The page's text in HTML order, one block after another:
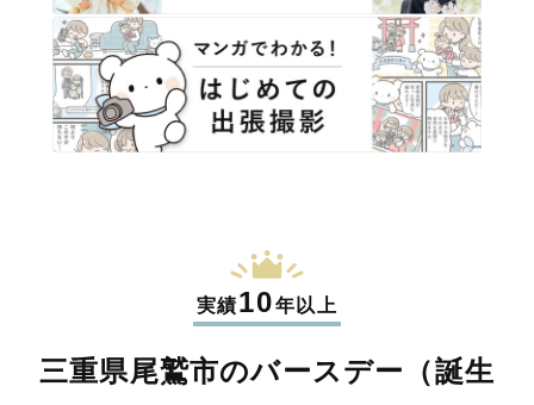
実績10年以上
三重県尾鷲市のバースデー（誕生